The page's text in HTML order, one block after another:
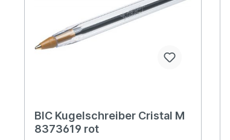
BIC Kugelschreiber Cristal M
8373619 rot